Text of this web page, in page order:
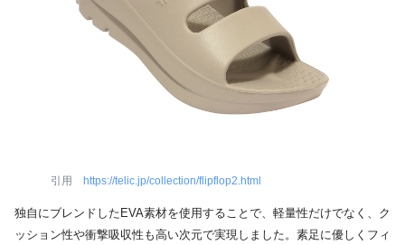
引用 https://telic.jp/collection/flipflop2.html
独自にブレンドしたEVA素材を使用することで、軽量性だけでなく、ク
ッション性や衝撃吸収性も高い次元で実現しました。素足に優しくフィ